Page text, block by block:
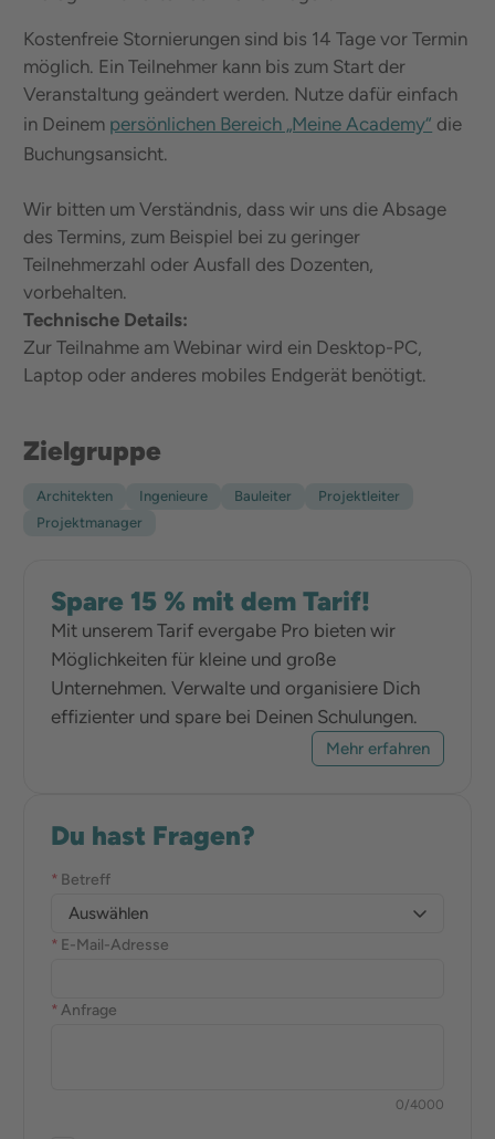
Kostenfreie Stornierungen sind bis 14 Tage vor Termin
möglich. Ein Teilnehmer kann bis zum Start der
Veranstaltung geändert werden. Nutze dafür einfach
in Deinem persönlichen Bereich „Meine Academy“ die
Buchungsansicht.
Wir bitten um Verständnis, dass wir uns die Absage
des Termins, zum Beispiel bei zu geringer
Teilnehmerzahl oder Ausfall des Dozenten,
vorbehalten.
Technische Details:
Zur Teilnahme am Webinar wird ein Desktop-PC,
Laptop oder anderes mobiles Endgerät benötigt.
Zielgruppe
Architekten Ingenieure Bauleiter
Projektleiter
Projektmanager
Spare 15 % mit dem Tarif!
Mit unserem Tarif evergabe Pro bieten wir
Möglichkeiten für kleine und große
Unternehmen. Verwalte und organisiere Dich
effizienter und spare bei Deinen Schulungen.
Mehr erfahren
Du hast Fragen?
* Betreff
Auswählen
* E-Mail-Adresse
*Anfrage
0/4000